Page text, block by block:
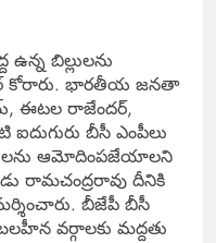
ఉన్న బిల్లులను
కోరారు. భారతీయ జనతా
ఈటల రాజేందర్,
ఐదుగురు బీసీ ఎంపీలు
ఆమోదింపజేయాలని
రామచంద్రరావు దీనికి
బీజేపీ బీసీ
వర్గాలకు మద్దతు